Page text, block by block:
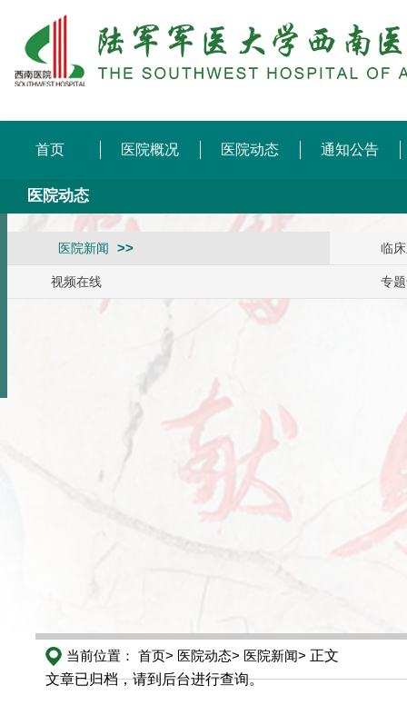
首页 医院概况 医院动态 通知公告
医院动态
医院新闻 临
视频在线 专
当前位置： 首页> 医院动态> 医院新闻> 正文
文章已归档，请到后台进行查询。